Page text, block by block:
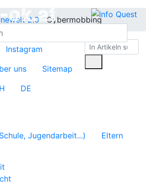
2.0 Cybermobbing
Instagram
uns
Sitemap
DE
Jugendarbeit...)
Eltern